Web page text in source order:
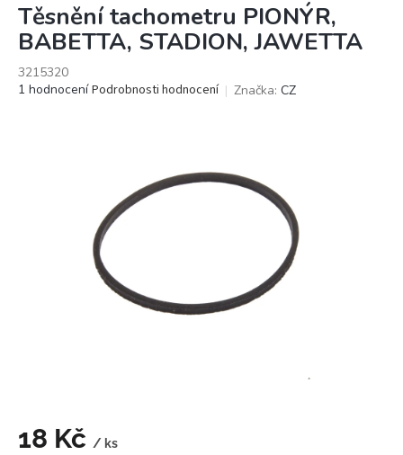
Těsnění tachometru PIONÝR,
BABETTA, STADION, JAWETTA
3215320
Průměrné
1 hodnocení Podrobnosti hodnocení Značka: CZ
18 Kč / ks